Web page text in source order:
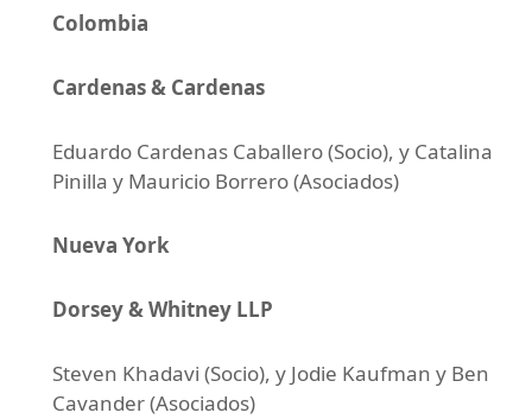
Colombia
Cardenas & Cardenas
Eduardo Cardenas Caballero (Socio), y Catalina
Pinilla y Mauricio Borrero (Asociados)
Nueva York
Dorsey & Whitney LLP
Steven Khadavi (Socio), y Jodie Kaufman y Ben
Cavander (Asociados)